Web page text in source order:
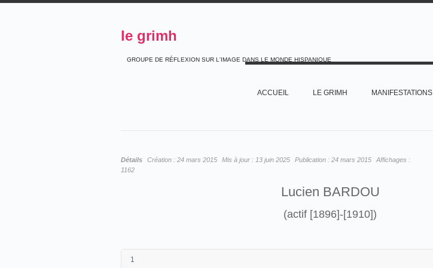
le grimh
GROUPE DE RÉFLEXION SUR L'IMAGE DANS LE MONDE HISPANIQUE
ACCUEIL LE GRIMH MANIFESTATIONS
Détails Création : 24 mars 2015 Mis à jour : 13 juin 2025 Publication : 24 mars 2015
Affichages :
1162
Lucien BARDOU
(actif [1896]-[1910])
1